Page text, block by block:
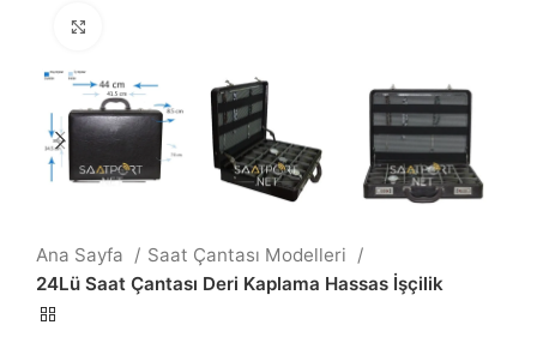
Ana Sayfa
Saat Çantası Modelleri
24Lü Saat Çantası Deri Kaplama Hassas İşçilik